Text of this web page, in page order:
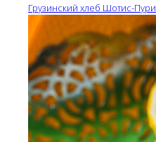
Грузинский хлеб Шотис-Пури